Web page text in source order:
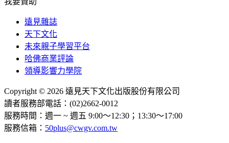
遠見雜誌
天下文化
未來親子學習平台
哈佛商業評論
領導影響力學院
Copyright © 2026 遠見天下文化出版股份有限公司
讀者服務部電話：(02)2662-0012
服務時間：週一 ~ 週五 9:00～12:30；13:30～17:00
服務信箱： 50plus@cwgv.com.tw